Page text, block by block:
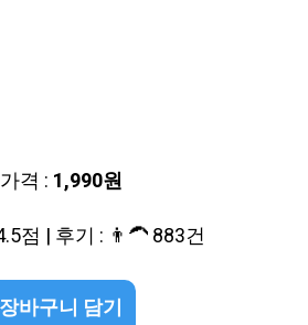
가격 : 1,990원
점 | 후기 : 👨‍🦱 883건
장바구니 담기